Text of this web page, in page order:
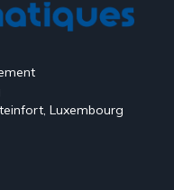
Luxembourg